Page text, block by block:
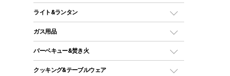
ロッジ型・オリジナルテント
タープ
インフレータブルマット
レジャーシート
ライト&ランタン
LEDランタン
ガスランタン
オイルランタン
ガス用品
ガスバーナー
バーベキュー&焚き火
バーベキューコンロ、グリル
クッキング&テーブルウェア